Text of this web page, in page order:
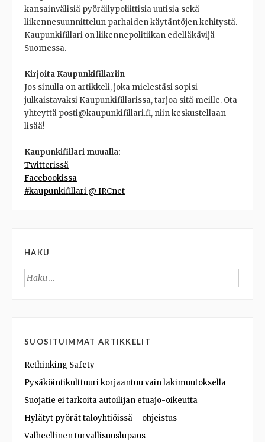
kansainvälisiä pyöräilypoliittisia uutisia sekä
liikennesuunnittelun parhaiden käytäntöjen kehitystä.
Kaupunkifillari on liikennepolitiikan edelläkävijä
Suomessa.
Kirjoita Kaupunkifillariin
Jos sinulla on artikkeli, joka mielestäsi sopisi
julkaistavaksi Kaupunkifillarissa, tarjoa sitä meille. Ota
yhteyttä posti@kaupunkifillari.fi, niin keskustellaan
lisää!
Kaupunkifillari muualla:
Twitterissä
Facebookissa
#kaupunkifillari @ IRCnet
HAKU
Haku:
SUOSITUIMMAT ARTIKKELIT
Rethinking Safety
Pysäköintikulttuuri korjaantuu vain lakimuutoksella
Suojatie ei tarkoita autoilijan etuajo-oikeutta
Hylätyt pyörät taloyhtiöissä – ohjeistus
Valheellinen turvallisuuslupaus